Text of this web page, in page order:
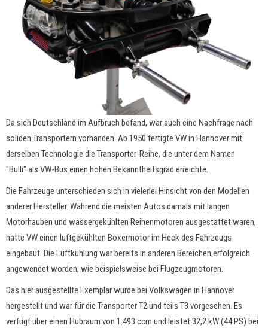
Da sich Deutschland im Aufbruch befand, war auch eine Nachfrage nach
soliden Transportern vorhanden. Ab 1950 fertigte VW in Hannover mit
derselben Technologie die Transporter-Reihe, die unter dem Namen
"Bulli" als VW-Bus einen hohen Bekanntheitsgrad erreichte.
Die Fahrzeuge unterschieden sich in vielerlei Hinsicht von den Modellen
anderer Hersteller. Während die meisten Autos damals mit langen
Motorhauben und wassergekühlten Reihenmotoren ausgestattet waren,
hatte VW einen luftgekühlten Boxermotor im Heck des Fahrzeugs
eingebaut. Die Luftkühlung war bereits in anderen Bereichen erfolgreich
angewendet worden, wie beispielsweise bei Flugzeugmotoren.
Das hier ausgestellte Exemplar wurde bei Volkswagen in Hannover
hergestellt und war für die Transporter T2 und teils T3 vorgesehen. Es
verfügt über einen Hubraum von 1.493 ccm und leistet 32,2 kW (44 PS) bei